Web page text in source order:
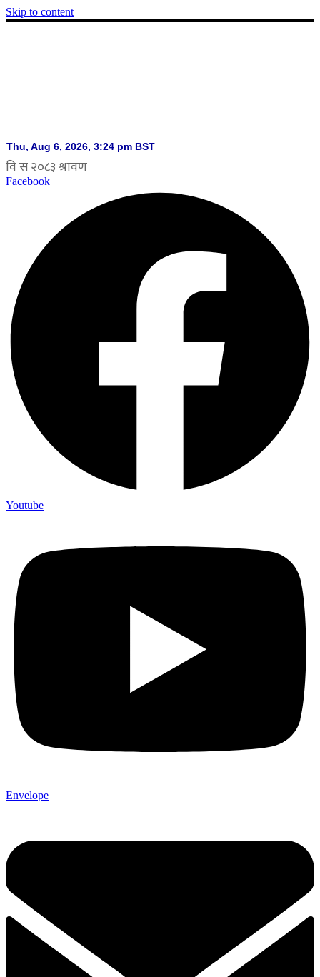
Skip to content
Facebook
Youtube
Envelope